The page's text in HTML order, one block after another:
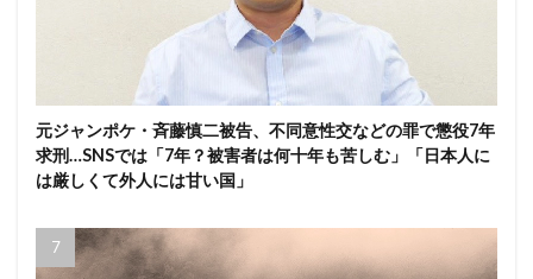
元ジャンポケ・斉藤慎二被告、不同意性交などの罪で懲役7年
求刑…SNSでは「7年？被害者は何十年も苦しむ」「日本人に
は厳しくて外人には甘い国」